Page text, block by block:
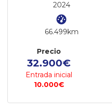
2024
66.499km
Precio
32.900€
Entrada inicial
10.000€